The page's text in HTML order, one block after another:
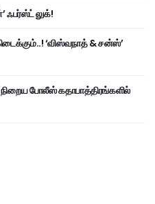
ஃபர்ஸ்ட் லுக்!
‘விஸ்வநாத் & சன்ஸ்’
போலீஸ் கதாபாத்திரங்களில்